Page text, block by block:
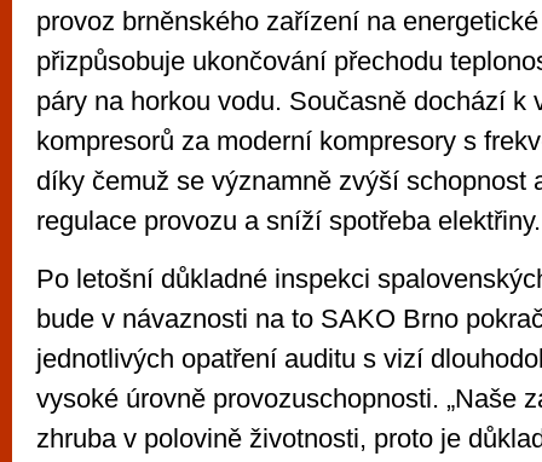
provoz brněnského zařízení na
přizpůsobuje ukončování přechodu
páry na horkou vodu. Současně dochází k
kompresorů za moderní kompresory s
díky čemuž se významně zvýší schopnost
regulace provozu a sníží spotřeba elektřiny.
Po letošní důkladné inspekci
bude v návaznosti na to SAKO Brno
jednotlivých opatření auditu s vizí
vysoké úrovně provozuschopnosti. „Naše
zhruba v polovině životnosti, proto je